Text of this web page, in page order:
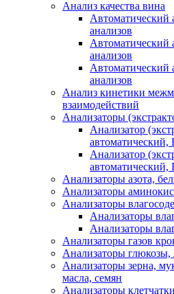
Анализ качества вина
Автоматический
анализов
Автоматический
анализов
Автоматический
анализов
Анализ кинетики
взаимодействий
Анализаторы
Анализатор
автоматический,
Анализатор
автоматический,
Анализаторы азота,
Анализаторы
Анализаторы
Анализаторы
Анализаторы
Анализаторы газов
Анализаторы глюкозы,
Анализаторы зерна,
масла, семян
Анализаторы клетчатки